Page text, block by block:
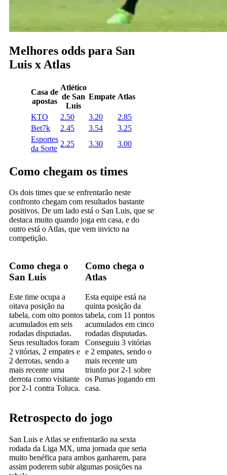
Melhores odds para San
Luis x Atlas
Casa de
apostas
Atlético
de San
Luis
Empate Atlas
KTO 2.50 3.20
2.85
Bet7k
2.45 3.54
3.25
Esportes
da Sorte
2.25 3.30 3.00
Como chegam os times
Os dois times que se enfrentarão neste
confronto chegam com resultados bastante
positivos. De um lado está o San Luis, que se
destaca muito quando joga em casa, e do
outro está o Atlas, que vem invicto na
competição.
Como chega o
San Luis
Este time ocupa a
oitava posição na
tabela, com oito pontos
acumulados em seis
rodadas disputadas.
Seus resultados foram
2 vitórias, 2 empates e
2 derrotas, sendo a
mais recente uma
derrota como visitante
por 2-1 contra Toluca.
Como chega o
Atlas
Esta equipe está na
quinta posição da
tabela, com 11 pontos
acumulados em cinco
rodadas disputadas.
Conseguiu 3 vitórias
e 2 empates, sendo o
mais recente um
triunfo por 2-1 sobre
os Pumas jogando em
casa.
Retrospecto do jogo
San Luis e Atlas se enfrentarão na sexta
rodada da Liga MX, uma jornada que seria
muito benéfica para ambos ganharem, para
assim poderem subir algumas posições na